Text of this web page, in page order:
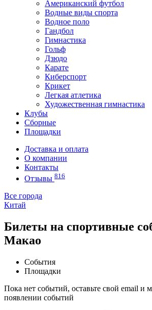
Американский футбол
Водные виды спорта
Водное поло
Гандбол
Гимнастика
Гольф
Дзюдо
Карате
Киберспорт
Крикет
Легкая атлетика
Художественная гимнастика
Клубы
Сборные
Площадки
Доставка и оплата
О компании
Контакты
Отзывы 816
Все города
Китай
Билеты на спортивные
Макао
События
Площадки
Пока нет событий, оставьте свой email и
появлении событий